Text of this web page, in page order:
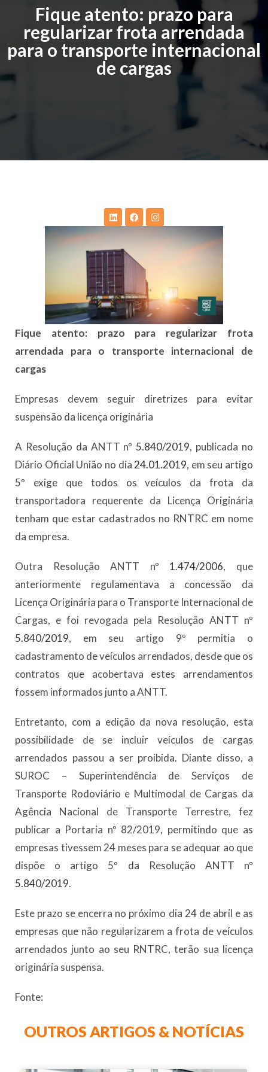
Fique atento: prazo para
regularizar frota arrendada
para o transporte internacional
de cargas
Fique atento: prazo para regularizar frota
arrendada para o transporte internacional de
cargas
Empresas devem seguir diretrizes para evitar
suspensão da licença originária
A Resolução da ANTT nº 5.840/2019, publicada no
Diário Oficial União no dia 24.01.2019, em seu artigo
5º exige que todos os veículos da frota da
transportadora requerente da Licença Originária
tenham que estar cadastrados no RNTRC em nome
da empresa.
Outra Resolução ANTT nº 1.474/2006, que
anteriormente regulamentava a concessão da
Licença Originária para o Transporte Internacional de
Cargas, e foi revogada pela Resolução ANTT nº
5.840/2019, em seu artigo 9º permitia o
cadastramento de veículos arrendados, desde que os
contratos que acobertava estes arrendamentos
fossem informados junto a ANTT.
Entretanto, com a edição da nova resolução, esta
possibilidade de se incluir veículos de cargas
arrendados passou a ser proibida. Diante disso, a
SUROC – Superintendência de Serviços de
Transporte Rodoviário e Multimodal de Cargas da
Agência Nacional de Transporte Terrestre, fez
publicar a Portaria nº 82/2019, permitindo que as
empresas tivessem 24 meses para se adequar ao que
dispõe o artigo 5º da Resolução ANTT nº
5.840/2019.
Este prazo se encerra no próximo dia 24 de abril e as
empresas que não regularizarem a frota de veículos
arrendados junto ao seu RNTRC, terão sua licença
originária suspensa.
Fonte:
OUTROS ARTIGOS & NOTÍCIAS